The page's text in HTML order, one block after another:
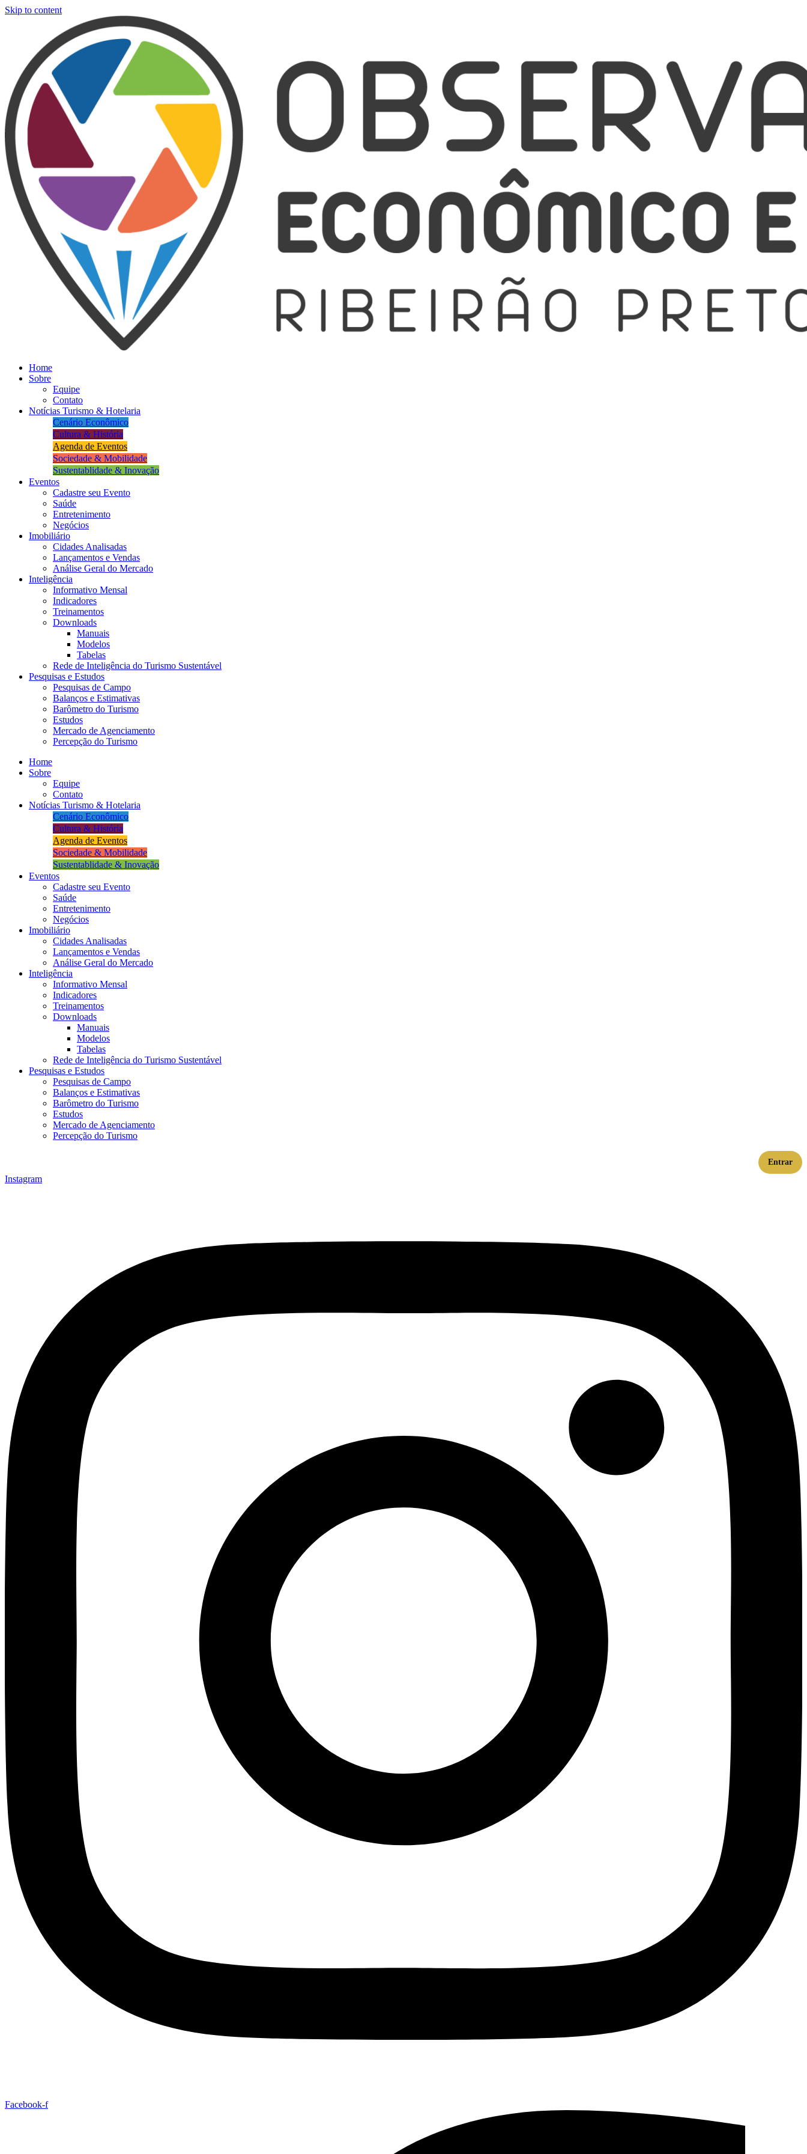
Skip to content
Home
Sobre
Equipe
Contato
Notícias Turismo & Hotelaria
Cenário Econômico
Cultura & História
Agenda de Eventos
Sociedade & Mobilidade
Sustentablidade & Inovação
Eventos
Cadastre seu Evento
Saúde
Entretenimento
Negócios
Imobiliário
Cidades Analisadas
Lançamentos e Vendas
Análise Geral do Mercado
Inteligência
Informativo Mensal​
Indicadores
Treinamentos
Downloads
Manuais
Modelos
Tabelas
Rede de Inteligência do Turismo Sustentável
Pesquisas e Estudos
Pesquisas de Campo
Balanços e Estimativas
Barômetro do Turismo
Estudos
Mercado de Agenciamento
Percepção do Turismo
Home
Sobre
Equipe
Contato
Notícias Turismo & Hotelaria
Cenário Econômico
Cultura & História
Agenda de Eventos
Sociedade & Mobilidade
Sustentablidade & Inovação
Eventos
Cadastre seu Evento
Saúde
Entretenimento
Negócios
Imobiliário
Cidades Analisadas
Lançamentos e Vendas
Análise Geral do Mercado
Inteligência
Informativo Mensal​
Indicadores
Treinamentos
Downloads
Manuais
Modelos
Tabelas
Rede de Inteligência do Turismo Sustentável
Pesquisas e Estudos
Pesquisas de Campo
Balanços e Estimativas
Barômetro do Turismo
Estudos
Mercado de Agenciamento
Percepção do Turismo
Entrar
Instagram
Facebook-f